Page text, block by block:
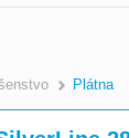
Plátna